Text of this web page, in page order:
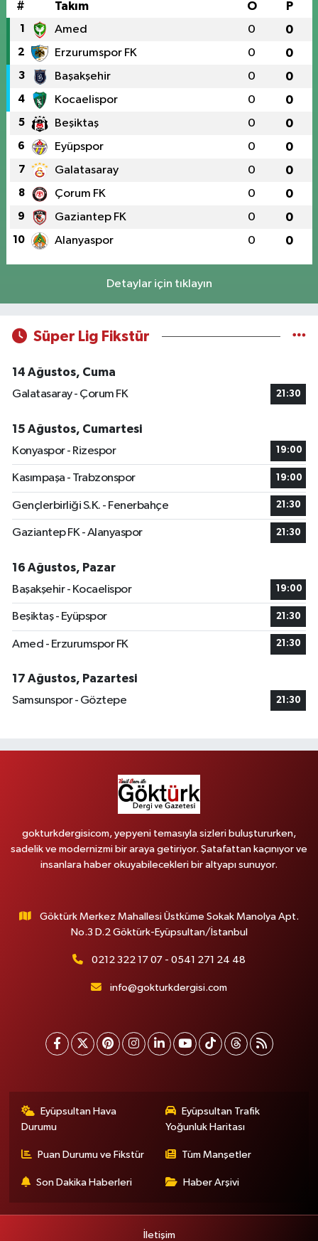
# Takım O P
1 Amed 0 0
2 Erzurumspor FK 0 0
3 Başakşehir 0 0
4 Kocaelispor 0 0
5 Beşiktaş 0 0
6 Eyüpspor 0 0
7 Galatasaray 0 0
8 Çorum FK 0 0
9 Gaziantep FK 0 0
10 Alanyaspor 0 0
Detaylar için tıklayın
Süper Lig Fikstür
14 Ağustos, Cuma
Galatasaray - Çorum FK
21:30
15 Ağustos, Cumartesi
Konyaspor - Rizespor
19:00
Kasımpaşa - Trabzonspor 19:00
Gençlerbirliği S.K. - Fenerbahçe 21:30
Gaziantep FK - Alanyaspor 21:30
16 Ağustos, Pazar
Başakşehir - Kocaelispor
19:00
Beşiktaş - Eyüpspor 21:30
Amed - Erzurumspor FK 21:30
17 Ağustos, Pazartesi
Samsunspor - Göztepe
21:30
gokturkdergisicom, yepyeni temasıyla sizleri buluştururken,
sadelik ve modernizmi bir araya getiriyor. Şatafattan kaçınıyor ve
insanlara haber okuyabilecekleri bir altyapı sunuyor.
Göktürk Merkez Mahallesi Üstküme Sokak Manolya Apt.
No.3 D.2 Göktürk-Eyüpsultan/İstanbul
0212 322 17 07 - 0541 271 24 48
info@gokturkdergisi.com
Eyüpsultan Hava
Durumu
Eyüpsultan Trafik
Yoğunluk Haritası
Puan Durumu ve Fikstür Tüm Manşetler
Son Dakika Haberleri Haber Arşivi
İletişim